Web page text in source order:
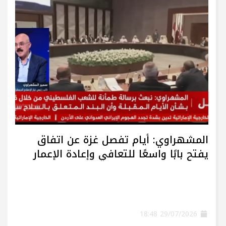
المشهراوي: أيام تفصل غزة عن اتفاق
يفتح بابًا واسعًا للتعافي وإعادة الإعمار